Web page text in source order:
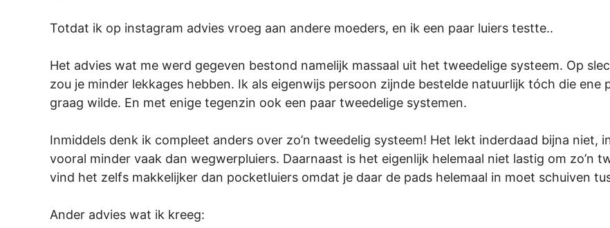
Totdat ik op instagram advies vroeg aan andere moeders, en ik een paar luiers testte..
Het advies wat me werd gegeven bestond namelijk massaal uit het tweedelige systeem. Op
zou je minder lekkages hebben. Ik als eigenwijs persoon zijnde bestelde natuurlijk tóch die
graag wilde. En met enige tegenzin ook een paar tweedelige systemen.
Inmiddels denk ik compleet anders over zo’n tweedelig systeem! Het lekt inderdaad bijna niet,
vooral minder vaak dan wegwerpluiers. Daarnaast is het eigenlijk helemaal niet lastig om zo’n
vind het zelfs makkelijker dan pocketluiers omdat je daar de pads helemaal in moet schuiven
Ander advies wat ik kreeg: